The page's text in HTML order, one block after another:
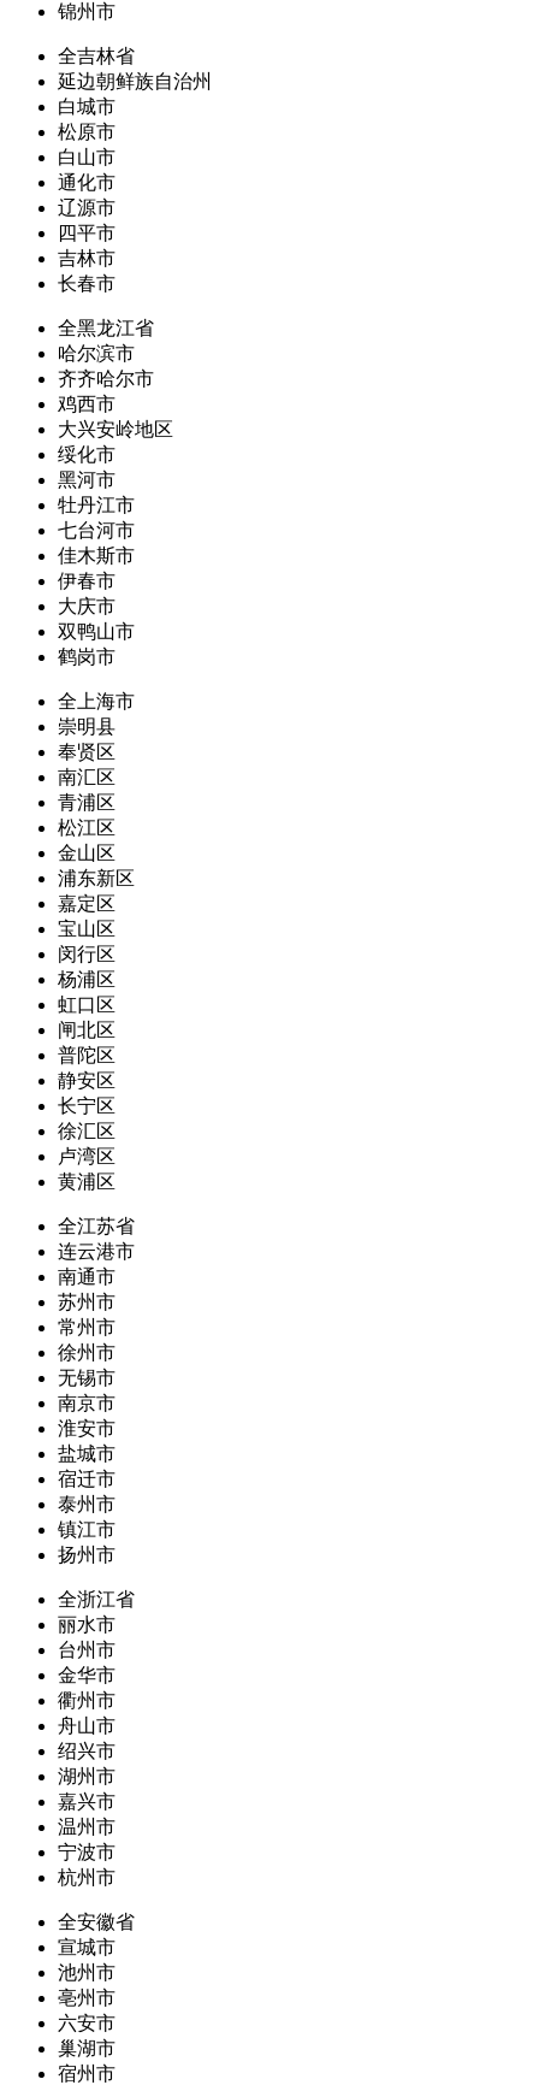
锦州市
全吉林省
延边朝鲜族自治州
白城市
松原市
白山市
通化市
辽源市
四平市
吉林市
长春市
全黑龙江省
哈尔滨市
齐齐哈尔市
鸡西市
大兴安岭地区
绥化市
黑河市
牡丹江市
七台河市
佳木斯市
伊春市
大庆市
双鸭山市
鹤岗市
全上海市
崇明县
奉贤区
南汇区
青浦区
松江区
金山区
浦东新区
嘉定区
宝山区
闵行区
杨浦区
虹口区
闸北区
普陀区
静安区
长宁区
徐汇区
卢湾区
黄浦区
全江苏省
连云港市
南通市
苏州市
常州市
徐州市
无锡市
南京市
淮安市
盐城市
宿迁市
泰州市
镇江市
扬州市
全浙江省
丽水市
台州市
金华市
衢州市
舟山市
绍兴市
湖州市
嘉兴市
温州市
宁波市
杭州市
全安徽省
宣城市
池州市
亳州市
六安市
巢湖市
宿州市